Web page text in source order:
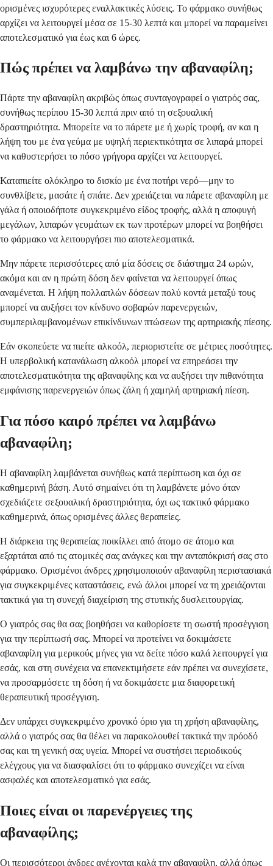
ορισμένες ισχυρότερες εναλλακτικές λύσεις. Το φάρμακο συνήθως
αρχίζει να λειτουργεί μέσα σε 15-30 λεπτά και μπορεί να παραμείνει
αποτελεσματικό για έως και 6 ώρες.
Πώς πρέπει να λαμβάνω την αβαναφίλη;
Πάρτε την αβαναφίλη ακριβώς όπως συνταγογραφεί ο γιατρός σας,
συνήθως περίπου 15-30 λεπτά πριν από τη σεξουαλική
δραστηριότητα. Μπορείτε να το πάρετε με ή χωρίς τροφή, αν και η
λήψη του με ένα γεύμα με υψηλή περιεκτικότητα σε λιπαρά μπορεί
να καθυστερήσει το πόσο γρήγορα αρχίζει να λειτουργεί.
Καταπιείτε ολόκληρο το δισκίο με ένα ποτήρι νερό—μην το
συνθλίβετε, μασάτε ή σπάτε. Δεν χρειάζεται να πάρετε αβαναφίλη με
γάλα ή οποιοδήποτε συγκεκριμένο είδος τροφής, αλλά η αποφυγή
μεγάλων, λιπαρών γευμάτων εκ των προτέρων μπορεί να βοηθήσει
το φάρμακο να λειτουργήσει πιο αποτελεσματικά.
Μην πάρετε περισσότερες από μία δόσεις σε διάστημα 24 ωρών,
ακόμα και αν η πρώτη δόση δεν φαίνεται να λειτουργεί όπως
αναμένεται. Η λήψη πολλαπλών δόσεων πολύ κοντά μεταξύ τους
μπορεί να αυξήσει τον κίνδυνο σοβαρών παρενεργειών,
συμπεριλαμβανομένων επικίνδυνων πτώσεων της αρτηριακής πίεσης.
Εάν σκοπεύετε να πιείτε αλκοόλ, περιοριστείτε σε μέτριες ποσότητες.
Η υπερβολική κατανάλωση αλκοόλ μπορεί να επηρεάσει την
αποτελεσματικότητα της αβαναφίλης και να αυξήσει την πιθανότητα
εμφάνισης παρενεργειών όπως ζάλη ή χαμηλή αρτηριακή πίεση.
Για πόσο καιρό πρέπει να λαμβάνω
αβαναφίλη;
Η αβαναφίλη λαμβάνεται συνήθως κατά περίπτωση και όχι σε
καθημερινή βάση. Αυτό σημαίνει ότι τη λαμβάνετε μόνο όταν
σχεδιάζετε σεξουαλική δραστηριότητα, όχι ως τακτικό φάρμακο
καθημερινά, όπως ορισμένες άλλες θεραπείες.
Η διάρκεια της θεραπείας ποικίλλει από άτομο σε άτομο και
εξαρτάται από τις ατομικές σας ανάγκες και την ανταπόκρισή σας στο
φάρμακο. Ορισμένοι άνδρες χρησιμοποιούν αβαναφίλη περιστασιακά
για συγκεκριμένες καταστάσεις, ενώ άλλοι μπορεί να τη χρειάζονται
τακτικά για τη συνεχή διαχείριση της στυτικής δυσλειτουργίας.
Ο γιατρός σας θα σας βοηθήσει να καθορίσετε τη σωστή προσέγγιση
για την περίπτωσή σας. Μπορεί να προτείνει να δοκιμάσετε
αβαναφίλη για μερικούς μήνες για να δείτε πόσο καλά λειτουργεί για
εσάς, και στη συνέχεια να επανεκτιμήσετε εάν πρέπει να συνεχίσετε,
να προσαρμόσετε τη δόση ή να δοκιμάσετε μια διαφορετική
θεραπευτική προσέγγιση.
Δεν υπάρχει συγκεκριμένο χρονικό όριο για τη χρήση αβαναφίλης,
αλλά ο γιατρός σας θα θέλει να παρακολουθεί τακτικά την πρόοδό
σας και τη γενική σας υγεία. Μπορεί να συστήσει περιοδικούς
ελέγχους για να διασφαλίσει ότι το φάρμακο συνεχίζει να είναι
ασφαλές και αποτελεσματικό για εσάς.
Ποιες είναι οι παρενέργειες της
αβαναφίλης;
Οι περισσότεροι άνδρες ανέχονται καλά την αβαναφίλη, αλλά όπως